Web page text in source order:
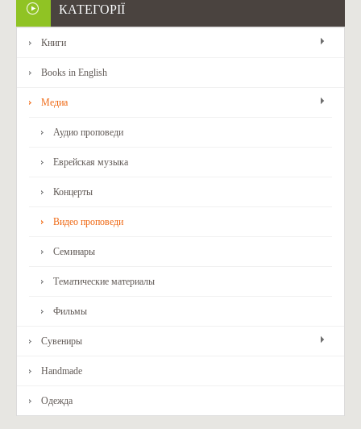
КАТЕГОРІЇ
Книги
Books in English
Медиа
Аудио проповеди
Еврейская музыка
Концерты
Видео проповеди
Семинары
Тематические материалы
Фильмы
Сувениры
Handmade
Одежда